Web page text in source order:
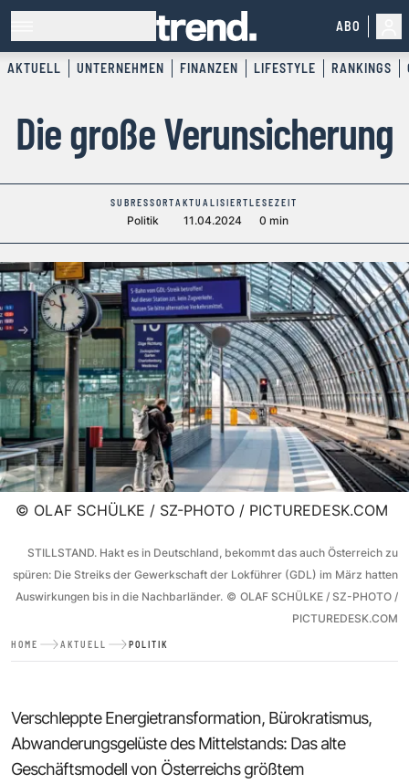
ABO
AKTUELL UNTERNEHMEN FINANZEN LIFESTYLE RANKINGS
Die große Verunsicherung
SUBRESSORT
Politik
AKTUALISIERT
11.04.2024
LESEZEIT
0 min
© OLAF SCHÜLKE / SZ-PHOTO / PICTUREDESK.COM
STILLSTAND. Hakt es in Deutschland, bekommt das auch Österreich zu
spüren: Die Streiks der Gewerkschaft der Lokführer (GDL) im März hatten
Auswirkungen bis in die Nachbarländer. © OLAF SCHÜLKE / SZ-PHOTO /
PICTUREDESK.COM
HOME AKTUELL POLITIK
Verschleppte Energietransformation, Bürokratismus,
Abwanderungsgelüste des Mittelstands: Das alte
Geschäftsmodell von Österreichs größtem